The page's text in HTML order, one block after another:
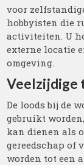
voor
hobbyisten die
activiteiten. U
externe locatie
omgeving.
Veelzijdige
De loods bij de
gebruikt
kan dienen als
gereedschap of
worden tot een